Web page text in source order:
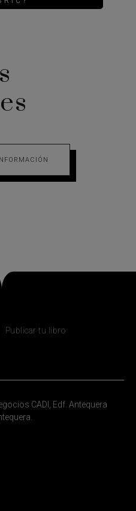
Publicar tu libro
CADI, Edf. Antequera